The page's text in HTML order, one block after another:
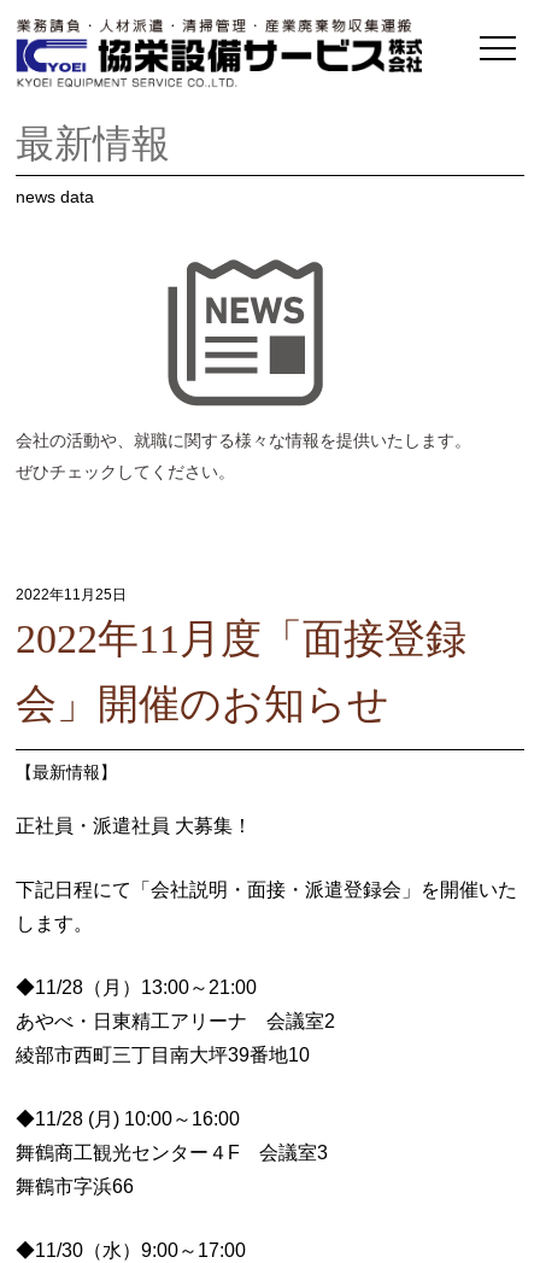
最新情報
news data
会社の活動や、就職に関する様々な情報を提供いたします。
ぜひチェックしてください。
2022年11月25日
2022年11月度「面接登録
会」開催のお知らせ
【最新情報】
正社員・派遣社員 大募集！
下記日程にて「会社説明・面接・派遣登録会」を開催いた
します。
◆11/28（月）13:00～21:00
あやべ・日東精工アリーナ 会議室2
綾部市西町三丁目南大坪39番地10
◆11/28 (月) 10:00～16:00
舞鶴商工観光センター４F 会議室3
舞鶴市字浜66
◆11/30（水）9:00～17:00